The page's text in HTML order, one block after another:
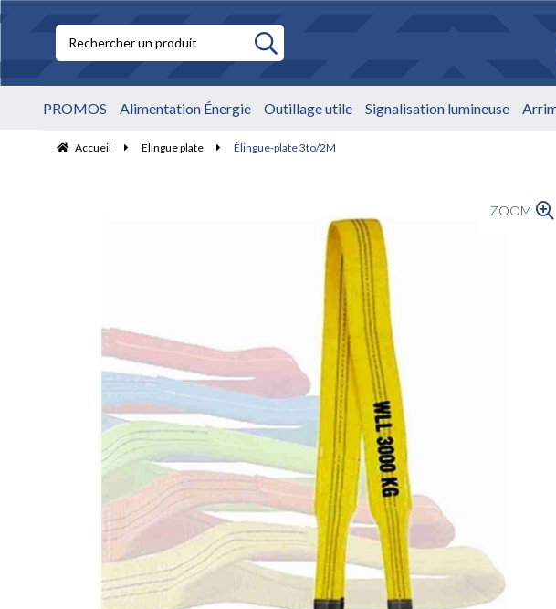
PROMOS Alimentation Énergie Outillage utile Signalisation lumineuse
Accueil Elingue plate Élingue-plate 3to/2M
ZOOM